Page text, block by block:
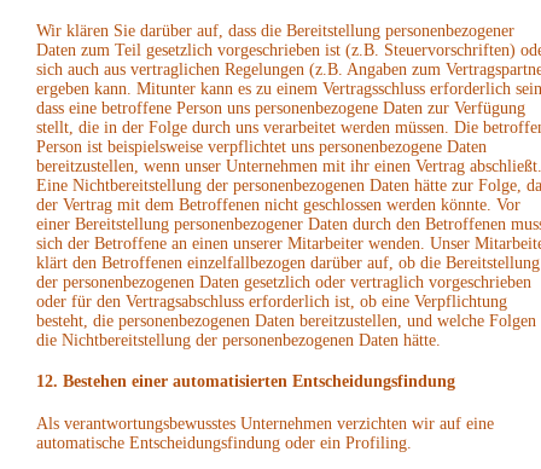
Wir klären Sie darüber auf, dass die Bereitstellung personenbezogener
Daten zum Teil gesetzlich vorgeschrieben ist (z.B. Steuervorschriften)
sich auch aus vertraglichen Regelungen (z.B. Angaben zum
ergeben kann. Mitunter kann es zu einem Vertragsschluss erforderlich
dass eine betroffene Person uns personenbezogene Daten zur Verfügung
stellt, die in der Folge durch uns verarbeitet werden müssen. Die
Person ist beispielsweise verpflichtet uns personenbezogene Daten
bereitzustellen, wenn unser Unternehmen mit ihr einen Vertrag abschließt.
Eine Nichtbereitstellung der personenbezogenen Daten hätte zur Folge,
der Vertrag mit dem Betroffenen nicht geschlossen werden könnte. Vor
einer Bereitstellung personenbezogener Daten durch den Betroffenen
sich der Betroffene an einen unserer Mitarbeiter wenden. Unser
klärt den Betroffenen einzelfallbezogen darüber auf, ob die Bereitstellung
der personenbezogenen Daten gesetzlich oder vertraglich vorgeschrieben
oder für den Vertragsabschluss erforderlich ist, ob eine Verpflichtung
besteht, die personenbezogenen Daten bereitzustellen, und welche Folgen
die Nichtbereitstellung der personenbezogenen Daten hätte.
12. Bestehen einer automatisierten Entscheidungsfindung
Als verantwortungsbewusstes Unternehmen verzichten wir auf eine
automatische Entscheidungsfindung oder ein Profiling.